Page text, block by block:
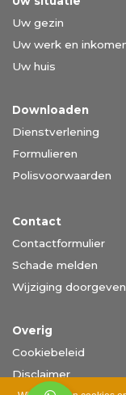
Uw gezin
Uw werk en
Uw huis
Downloaden
Dienstverlening
Formulieren
Polisvoorwaarden
Contact
Contactformulier
Schade melden
Wijziging doorgeven
Overig
Cookiebeleid
Disclaimer